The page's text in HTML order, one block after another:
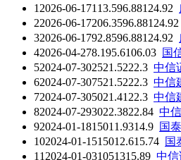
1 2026-06-17113.596.88124.92
22026-06-17206.3596.88124.92
32026-06-1792.8596.88124.92
42026-04-278.195.6106.03 国
52024-07-302521.5222.3 中信
62024-07-307521.5222.3 中信
72024-07-305021.41 22.3 中信
82024-07-293022.3822.84 中
92024-01-1815011.9314.9 国
102024-01-1515012.615.74 国
11 2024-01-031051315.89 中